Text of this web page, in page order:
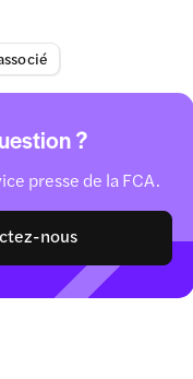
?
presse de la FCA.
nous